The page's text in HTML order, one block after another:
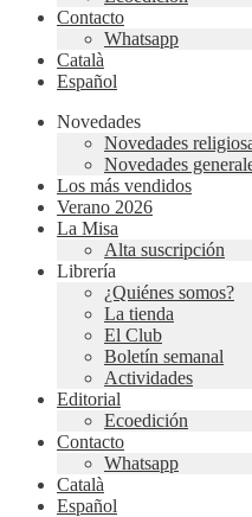
Contacto
Whatsapp
Català
Español
Novedades
Novedades
Novedades
Los más vendidos
Verano 2026
La Misa
Alta suscripción
Librería
¿Quiénes somos?
La tienda
El Club
Boletín semanal
Actividades
Editorial
Ecoedición
Contacto
Whatsapp
Català
Español